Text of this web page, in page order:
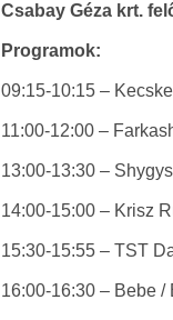
Csabay Géza krt.
Programok:
09:15-10:15 –
11:00-12:00 –
13:00-13:30 – Shygys
14:00-15:00 – Krisz
15:30-15:55 – TST
16:00-16:30 – Bebe /